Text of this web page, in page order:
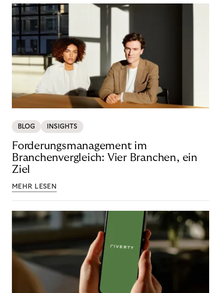
BLOG INSIGHTS
Forderungsmanagement im
Branchenvergleich: Vier Branchen, ein
Ziel
MEHR LESEN